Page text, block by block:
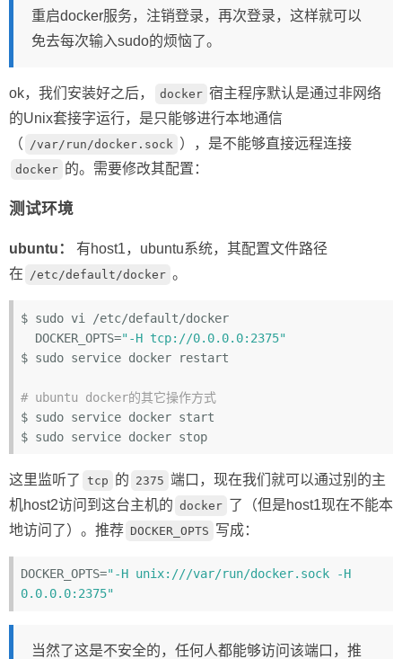
重启docker服务，注销登录，再次登录，这样就可以
免去每次输入sudo的烦恼了。
ok，我们安装好之后， docker 宿主程序默认是通过非网络
的Unix套接字运行，是只能够进行本地通信
（ /var/run/docker.sock ），是不能够直接远程连接
docker 的。需要修改其配置：
测试环境
ubuntu：
有host1，ubuntu系统，其配置文件路径
在 /etc/default/docker 。
$ sudo vi /etc/default/docker
  DOCKER_OPTS=
"-H tcp://0.0.0.0:2375"
$ sudo service docker restart
# ubuntu docker的其它操作方式
$ sudo service docker start
这里监听了 tcp 的 2375 端口，现在我们就可以通过别的主
机host2访问到这台主机的 docker 了（但是host1现在不能本
地访问了）。推荐 DOCKER_OPTS 写成：
DOCKER_OPTS="-H unix:///var/run/docker.sock -H
0.0.0.0:2375"
当然了这是不安全的，任何人都能够访问该端口，推